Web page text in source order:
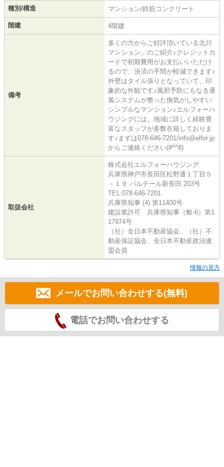
種別/構造 マンション/鉄筋コンクリート
階建 4階建
備考
多くの方からご好評頂いている北川
マンション」のご紹介♪クレジットカ
ードで初期費用がお支払いいただけ
るので、決済の手間が軽減できます♪
外壁はタイル張りとなっていて、印
象的な外観です♪風邪予防にもなる通
風システムが整った換気がしやすい
シンプルなマンション♪エルフォーハ
ウジングには、地域に詳しく経験豊
富なスタッフが多数在籍しておりま
す♪まずは078-646-7201/info@elfor.jp
からご連絡ください(#^^#)
取扱会社
株式会社エルフォーハウジング
兵庫県神戸市長田区松野通１丁目５
－１９ パルテール新長田 203号
TEL:078-646-7201
兵庫県知事 (4) 第11400号
建設業許可 兵庫県知事（般-6）第1
17974号
（社）全日本不動産協会、（社）不
動産保証協会、全日本不動産政治連
盟会員
情報の見方
メールでお問い合わせする(無料)
電話でお問い合わせする